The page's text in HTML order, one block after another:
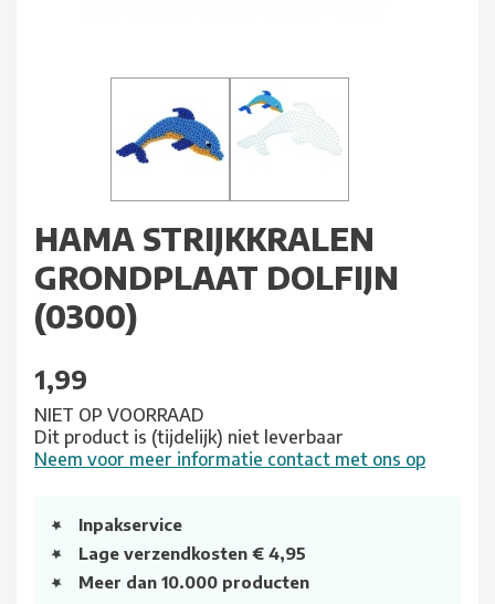
HAMA STRIJKKRALEN
GRONDPLAAT DOLFIJN
(0300)
1,99
NIET OP VOORRAAD
Dit product is (tijdelijk) niet leverbaar
Neem voor meer informatie contact met ons op
Inpakservice
Lage verzendkosten € 4,95
Meer dan 10.000 producten